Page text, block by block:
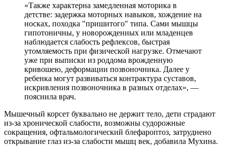
«Также характерна замедленная моторика в
детстве: задержка моторных навыков, хождение на
носках, походка "пришитого" типа. Сами мышцы
гипотоничны, у новорожденных или младенцев
наблюдается слабость рефлексов, быстрая
утомляемость при физической нагрузке. Отмечают
уже при выписки из роддома врожденную
кривошею, деформации позвоночника. Далее у
ребенка могут развиваться контрактура суставов,
искривления позвоночника в разных отделах», —
пояснила врач.
Мышечный корсет буквально не держит тело, дети страдают
из-за хронической слабости, возможны судорожные
сокращения, офтальмологический блефароптоз, затруднено
открывание глаз из-за слабости мышц век, добавила Мухина.